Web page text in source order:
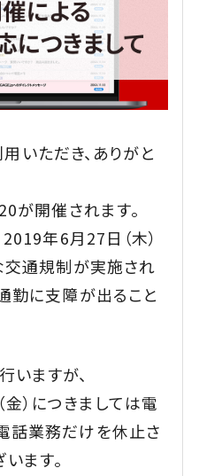
いただき、ありがと
が開催されます。
年6月27日（木）
交通規制が実施され
勤に支障が出ること
ますが、
金）につきましては電
話業務だけを休止さ
ます。